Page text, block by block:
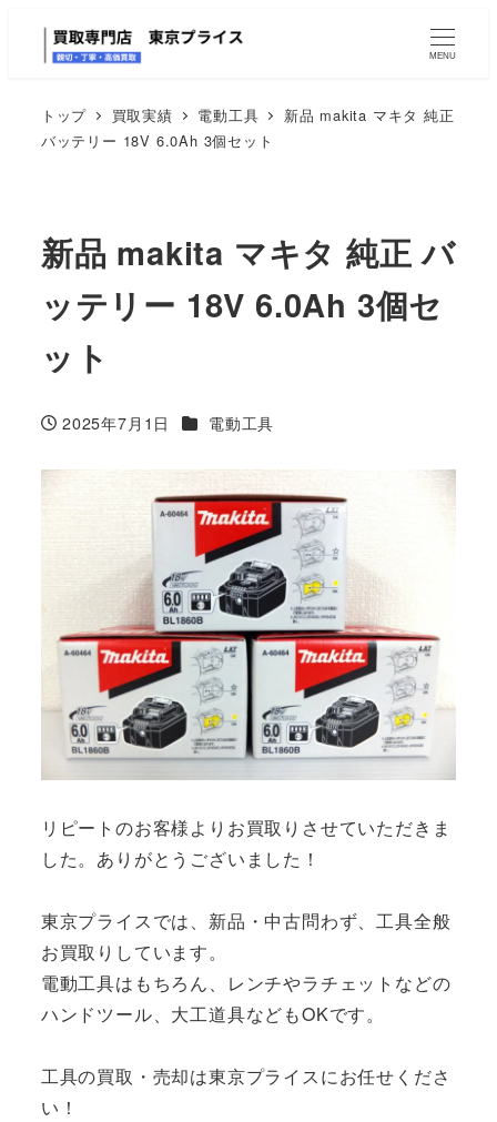
MENU
トップ 買取実績 電動工具
新品 makita マキタ 純正
バッテリー 18V 6.0Ah 3個セット
新品 makita マキタ 純正 バ
ッテリー 18V 6.0Ah 3個セ
ット
投稿日
2025年7月1日 カテゴリー
電動工具
リピートのお客様よりお買取りさせていただきま
した。ありがとうございました！
東京プライスでは、新品・中古問わず、工具全般
お買取りしています。
電動工具はもちろん、レンチやラチェットなどの
ハンドツール、大工道具などもOKです。
工具の買取・売却は東京プライスにお任せくださ
い！